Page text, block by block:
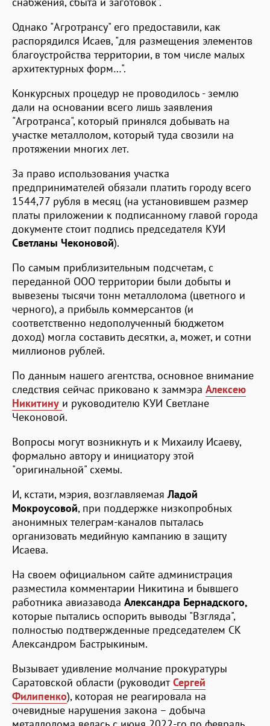
Однако "Агротрансу" его предоставили, как
распорядился Исаев, "для размещения элементов
благоустройства территории, в том числе малых
архитектурных форм…".
Конкурсных процедур не проводилось - землю
дали на основании всего лишь заявления
"Агротранса", который принялся добывать на
участке металлолом, который туда свозили на
протяжении многих лет.
За право использования участка
предпринимателей обязали платить городу всего
1544,77 рубля в месяц (на установившем размер
платы приложении к подписанному главой города
документе стоит подпись председателя КУИ
Светланы Чеконовой).
По самым приблизительным подсчетам, с
переданной ООО территории были добыты и
вывезены тысячи тонн металлолома (цветного и
черного), а прибыль коммерсантов (и
соответственно недополученный бюджетом
доход) могла составить десятки, а, может, и сотни
миллионов рублей.
По данным нашего агентства, основное внимание
следствия сейчас приковано к заммэра Алексею
Никитину и руководителю КУИ Светлане
Чеконовой.
Вопросы могут возникнуть и к Михаилу Исаеву,
формально автору и инициатору этой
"оригинальной" схемы.
И, кстати, мэрия, возглавляемаяЛадой
Мокроусовой, при поддержке низкопробных
анонимных телеграм-каналов пыталась
организовать медийную кампанию в защиту
Исаева.
На своем официальном сайте администрация
разместила комментарии Никитина и бывшего
работника авиазавода Александра Бернадского,
которые пытались оспорить выводы "Взгляда",
полностью подтвержденные председателем СК
Александром Бастрыкиным.
Вызывает удивление молчание прокуратуры
Саратовской области (руководитСергей
Филипенко), которая не реагировала на
очевидные нарушения закона – добыча